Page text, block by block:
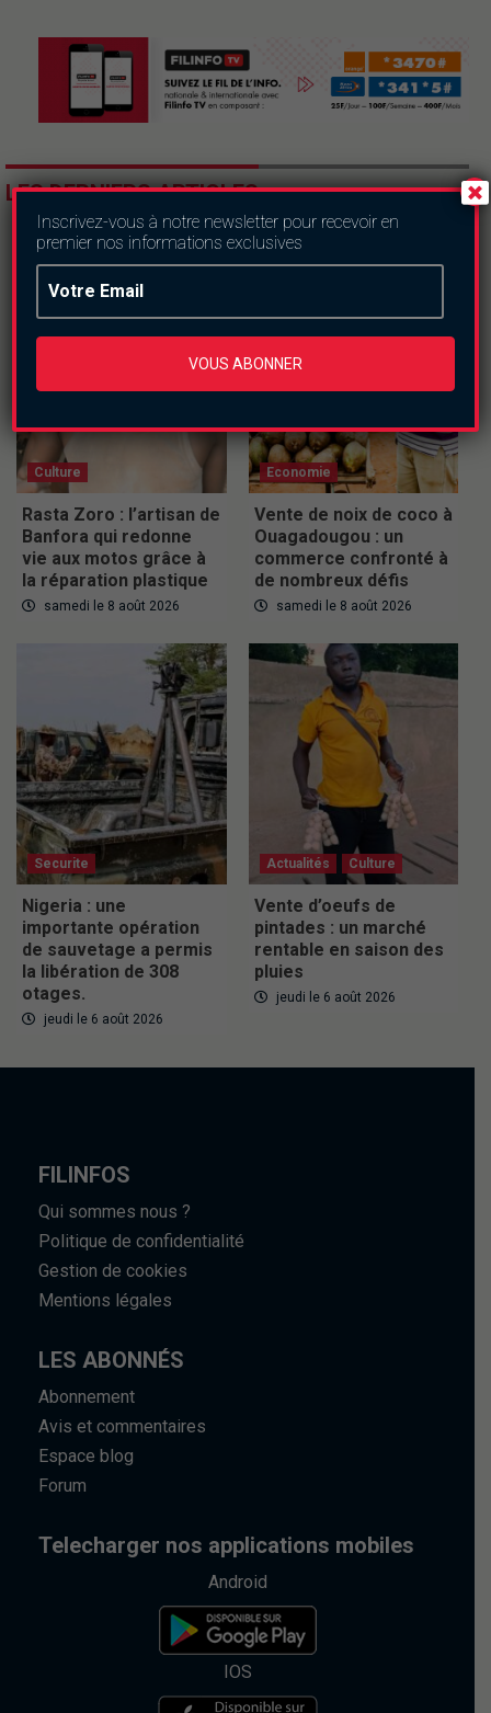
LES DERNIERS ARTICLES
Culture
Rasta Zoro : l’artisan de
Banfora qui redonne
vie aux motos grâce à
la réparation plastique
samedi le 8 août 2026
Economie
Vente de noix de coco à
Ouagadougou : un
commerce confronté à
de nombreux défis
samedi le 8 août 2026
Securite
Nigeria : une
importante opération
de sauvetage a permis
la libération de 308
otages.
jeudi le 6 août 2026
Actualités Culture
Vente d’oeufs de
pintades : un marché
rentable en saison des
pluies
jeudi le 6 août 2026
FILINFOS
Qui sommes nous ?
Politique de confidentialité
Gestion de cookies
Mentions légales
LES ABONNÉS
Abonnement
Avis et commentaires
Espace blog
Forum
Telecharger nos applications mobiles
Android
IOS
Inscrivez-vous à notre newsletter pour recevoir en
premier nos informations exclusives
VOUS ABONNER